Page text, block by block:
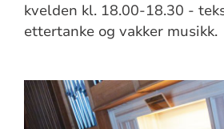
kvelden kl. 18.00-18.30 -
ettertanke og vakker musikk.